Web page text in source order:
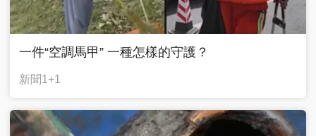
一件“空調馬甲” 一種怎樣的守護？
新聞1+1